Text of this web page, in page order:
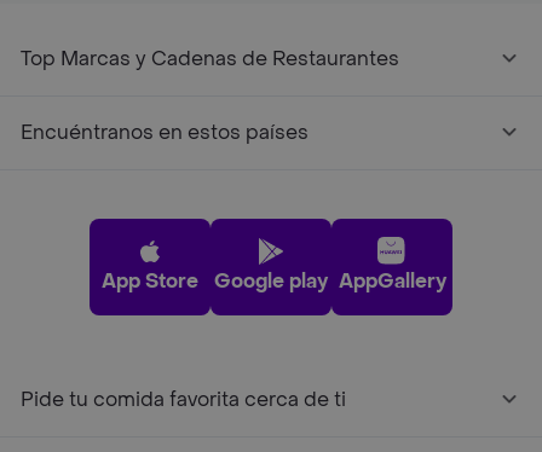
Top Marcas y Cadenas de Restaurantes
Encuéntranos en estos países
App Store Google play AppGallery
Pide tu comida favorita cerca de ti